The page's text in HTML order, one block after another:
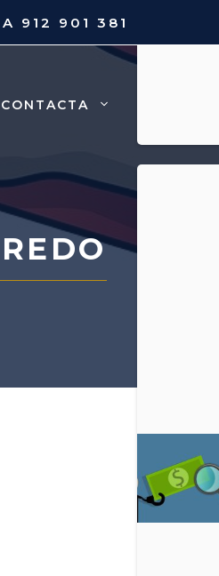
912 901 381
CONTACTA